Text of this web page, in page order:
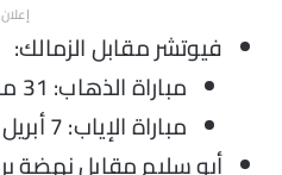
إعلان
فيوتشر مقابل الزمالك:
مباراة الذهاب: 31 مارس 2024
مباراة الإياب: 7 أبريل 2024
أبو سليم مقابل نهضة